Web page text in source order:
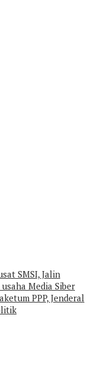
SMSI, Jalin
Media Siber
PPP, Jenderal